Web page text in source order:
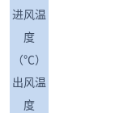
进风温
度
（℃）
出风温
度